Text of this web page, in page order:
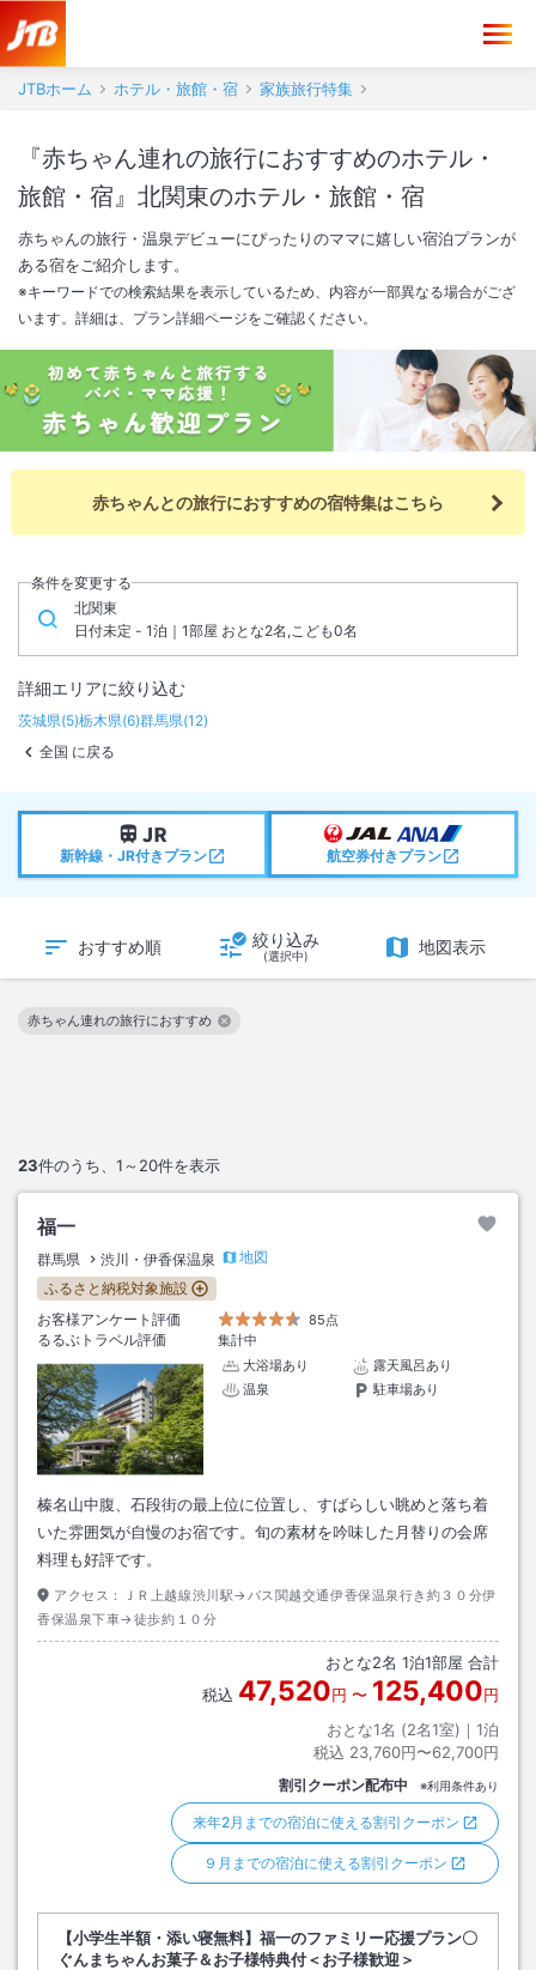
JTBホーム ホテル・旅館・宿 家族旅行特集
『赤ちゃん連れの旅行におすすめのホテル・
旅館・宿』北関東のホテル・旅館・宿
赤ちゃんの旅行・温泉デビューにぴったりのママに嬉しい宿泊プランが
ある宿をご紹介します。
※キーワードでの検索結果を表示しているため、内容が一部異なる場合がござ
います。詳細は、プラン詳細ページをご確認ください。
赤ちゃんとの旅行におすすめの宿特集はこちら
条件を変更する
北関東
日付未定 - 1泊｜1部屋 おとな2名,こども0名
詳細エリアに絞り込む
茨城県(5)栃木県(6)群馬県(12)
全国 に戻る
新幹線・JR付きプラン 航空券付きプラン
おすすめ順 絞り込み
(選択中) 地図表示
23件のうち、 1～20件を表示
赤ちゃん連れの旅行におすすめ
この絞り込み条件を解除
福一
群馬県 渋川・伊香保温泉
地図
ふるさと納税対象施設
お客様アンケート評価
85点
るるぶトラベル評価
集計中
大浴場あり
露天風呂あり
温泉
駐車場あり
榛名山中腹、石段街の最上位に位置し、すばらしい眺めと落ち着
いた雰囲気が自慢のお宿です。旬の素材を吟味した月替りの会席
料理も好評です。
アクセス：
ＪＲ上越線渋川駅→バス関越交通伊香保温泉行き約３０分伊
香保温泉下車→徒歩約１０分
おとな2名 1泊1部屋 合計
税込 47,520円 〜 125,400円
おとな1名 (2名1室)｜ 1泊
税込 23,760円〜62,700円
割引クーポン配布中 ※利用条件あり
来年2月までの宿泊に使える割引クーポン
９月までの宿泊に使える割引クーポン
【小学生半額・添い寝無料】福一のファミリー応援プラン〇
ぐんまちゃんお菓子＆お子様特典付＜お子様歓迎＞